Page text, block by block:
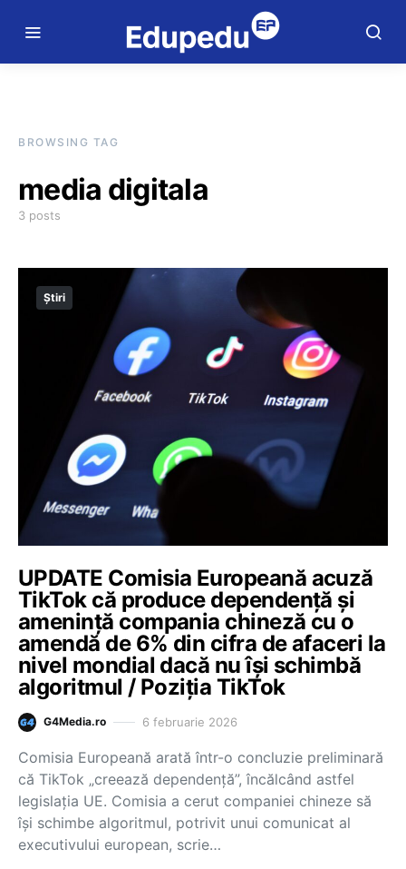
BROWSING TAG
media digitala
3 posts
Știri
UPDATE Comisia Europeană acuză
TikTok că produce dependență și
amenință compania chineză cu o
amendă de 6% din cifra de afaceri la
nivel mondial dacă nu își schimbă
algoritmul / Poziția TikTok
G4Media.ro 6 februarie 2026
Comisia Europeană arată într-o concluzie preliminară
că TikTok „creează dependență”, încălcând astfel
legislația UE. Comisia a cerut companiei chineze să
își schimbe algoritmul, potrivit unui comunicat al
executivului european, scrie…